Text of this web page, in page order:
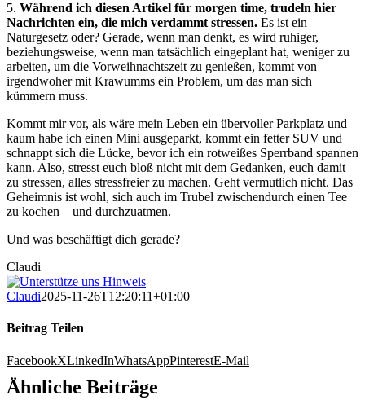
5. Während ich diesen Artikel für morgen time, trudeln hier
Nachrichten ein, die mich verdammt stressen. Es ist ein
Naturgesetz oder? Gerade, wenn man denkt, es wird ruhiger,
beziehungsweise, wenn man tatsächlich eingeplant hat, weniger zu
arbeiten, um die Vorweihnachtszeit zu genießen, kommt von
irgendwoher mit Krawumms ein Problem, um das man sich
kümmern muss.
Kommt mir vor, als wäre mein Leben ein übervoller Parkplatz und
kaum habe ich einen Mini ausgeparkt, kommt ein fetter SUV und
schnappt sich die Lücke, bevor ich ein rotweißes Sperrband spannen
kann. Also, stresst euch bloß nicht mit dem Gedanken, euch damit
zu stressen, alles stressfreier zu machen. Geht vermutlich nicht. Das
Geheimnis ist wohl, sich auch im Trubel zwischendurch einen Tee
zu kochen – und durchzuatmen.
Und was beschäftigt dich gerade?
Claudi
Claudi2025-11-26T12:20:11+01:00
Beitrag Teilen
FacebookXLinkedInWhatsAppPinterestE-Mail
Ähnliche Beiträge